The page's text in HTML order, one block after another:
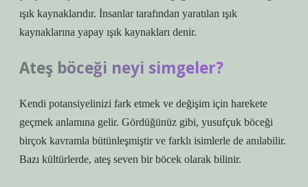
ışık kaynaklarıdır. İnsanlar tarafından yaratılan ışık
kaynaklarına yapay ışık kaynakları denir.
Ateş böceği neyi simgeler?
Kendi potansiyelinizi fark etmek ve değişim için harekete
geçmek anlamına gelir. Gördüğünüz gibi, yusufçuk böceği
birçok kavramla bütünleşmiştir ve farklı isimlerle de anılabilir.
Bazı kültürlerde, ateş seven bir böcek olarak bilinir.